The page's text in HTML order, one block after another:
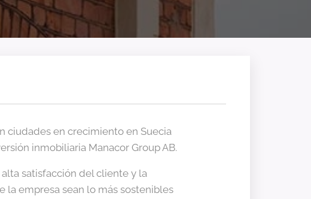
ciudades en crecimiento en Suecia
inmobiliaria Manacor Group AB.
satisfacción del cliente y la
la empresa sean lo más sostenibles